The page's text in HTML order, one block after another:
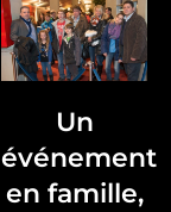
Un
événement
en famille,